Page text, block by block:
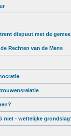
dispuut met de
Rechten van de Mens
niet - wettelijke